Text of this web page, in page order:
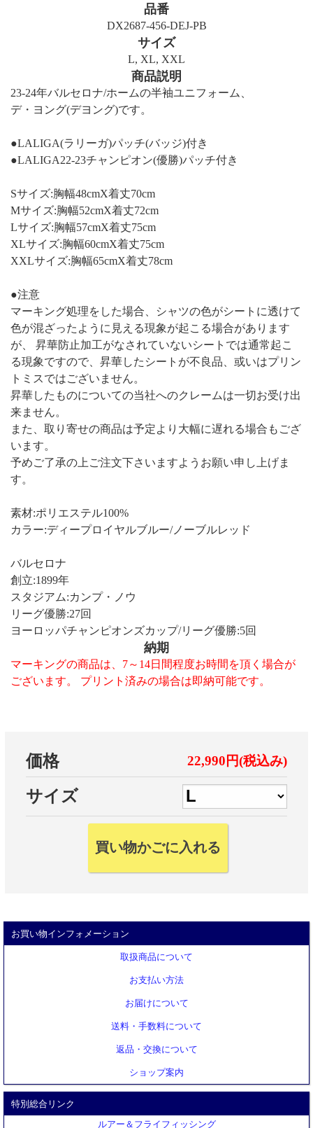
品番
DX2687-456-DEJ-PB
サイズ
L, XL, XXL
商品説明
23-24年バルセロナ/ホームの半袖ユニフォーム、
デ・ヨング(デヨング)です。
●LALIGA(ラリーガ)パッチ(バッジ)付き
●LALIGA22-23チャンピオン(優勝)パッチ付き
Sサイズ:胸幅48cmX着丈70cm
Mサイズ:胸幅52cmX着丈72cm
Lサイズ:胸幅57cmX着丈75cm
XLサイズ:胸幅60cmX着丈75cm
XXLサイズ:胸幅65cmX着丈78cm
●注意
マーキング処理をした場合、シャツの色がシートに透けて
色が混ざったように見える現象が起こる場合があります
が、 昇華防止加工がなされていないシートでは通常起こ
る現象ですので、昇華したシートが不良品、或いはプリン
トミスではございません。
昇華したものについての当社へのクレームは一切お受け出
来ません。
また、取り寄せの商品は予定より大幅に遅れる場合もござ
います。
予めご了承の上ご注文下さいますようお願い申し上げま
す。
素材:ポリエステル100%
カラー:ディープロイヤルブルー/ノーブルレッド
バルセロナ
創立:1899年
スタジアム:カンプ・ノウ
リーグ優勝:27回
ヨーロッパチャンピオンズカップ/リーグ優勝:5回
納期
マーキングの商品は、7～14日間程度お時間を頂く場合が
ございます。 プリント済みの場合は即納可能です。
価格 22,990円(税込み)
サイズ
お買い物インフォメーション
取扱商品について
お支払い方法
お届けについて
送料・手数料について
返品・交換について
ショップ案内
特別総合リンク
ルアー＆フライフィッシング